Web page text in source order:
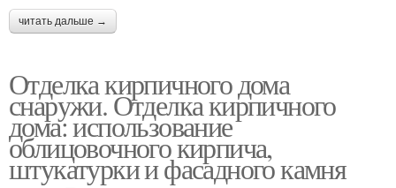
читать дальше →
Отделка кирпичного дома
снаружи. Отделка кирпичного
дома: использование
облицовочного кирпича,
штукатурки и фасадного камня